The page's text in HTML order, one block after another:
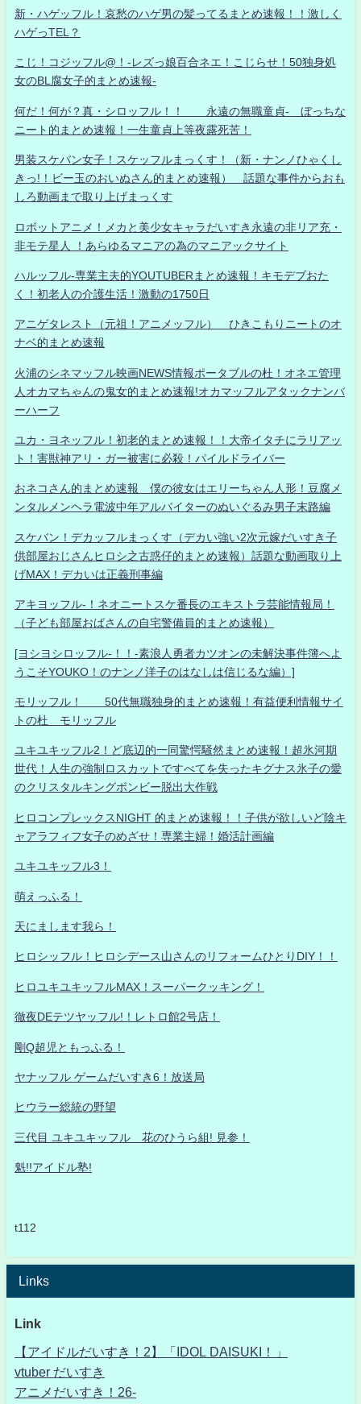
新・ハゲッフル！哀愁のハゲ男の髪ってるまとめ速報！！激しく
ハゲっTEL？
こじ！コジッフル@！-レズっ娘百合ネエ！こじらせ！50独身処
女のBL腐女子的まとめ速報-
何だ！何が？真・シロッフル！！ 永遠の無職童貞- ぼっちな
ニート的まとめ速報！一生童貞上等夜露死苦！
男装スケバン女子！スケッフルまっくす！（新・ナンノひゃくし
きっ!！ビー玉のおいぬさん的まとめ速報） 話題な事件からおも
しろ動画まで取り上げまっくす
ロボットアニメ！メカと美少女キャラだいすき永遠の非リア充・
非モテ星人 ！あらゆるマニアの為のマニアックサイト
ハルッフル-専業主夫的YOUTUBERまとめ速報！キモデブおた
く！初老人の介護生活！激動の1750日
アニゲタレスト（元祖！アニメッフル） ひきこもりニートのオ
ナベ的まとめ速報
火浦のシネマッフル映画NEWS情報ポータブルの杜！オネエ管理
人オカマちゃんの鬼女的まとめ速報!オカマッフルアタックナンバ
ーハーフ
ユカ・ヨネッフル！初老的まとめ速報！！大帝イタチにラリアッ
ト！害獣神アリ・ガー被害に必殺！パイルドライバー
おネコさん的まとめ速報 僕の彼女はエリーちゃん人形！豆腐メ
ンタルメンヘラ電波中年アルバイターのぬいぐるみ男子末路編
スケバン！デカッフルまっくす（デカい強い2次元嫁だいすき子
供部屋おじさんヒロシ之古惑仔的まとめ速報）話題な動画取り上
げMAX！デカいは正義刑事編
アキヨッフル-！ネオニートスケ番長のエキストラ芸能情報局！
（子ども部屋おばさんの自宅警備員的まとめ速報）
[ヨシヨシロッフル-！！-素浪人勇者カツオンの未解決事件簿へよ
うこそYOUKO！のナンノ洋子のはなしは信じるな編）]
モリッフル！ 50代無職独身的まとめ速報！有益便利情報サイ
トの杜 モリッフル
ユキユキッフル2！ど底辺的一同驚愕騒然まとめ速報！超氷河期
世代！人生の強制ロスカットですべてを失ったキグナス氷子の愛
のクリスタルキングボンビー脱出大作戦
ヒロコンプレックスNIGHT 的まとめ速報！！子供が欲しいど陰キ
ャアラフィフ女子のめざせ！専業主婦！婚活計画編
ユキユキッフル3！
萌えっふる！
天にまします我ら！
ヒロシッフル！ヒロシデース山さんのリフォームひとりDIY！！
ヒロユキユキッフルMAX！スーパークッキング！
徹夜DEテツヤッフル!！レトロ館2号店！
剛Q超児ともっふる！
ヤナッフル ゲームだいすき6！放送局
ヒウラー総統の野望
三代目 ユキユキッフル 花のひうら組! 見参！
魁!!アイドル塾!
t112
Links
Link
【アイドルだいすき！2】「IDOL DAISUKI！」
vtuber だいすき
アニメだいすき！26-